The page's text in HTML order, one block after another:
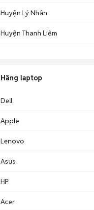
Huyện Lý Nhân
Huyện Thanh Liêm
Hãng laptop
Dell
Apple
Lenovo
Asus
HP
Acer